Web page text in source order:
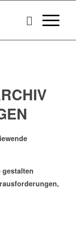
gestalten